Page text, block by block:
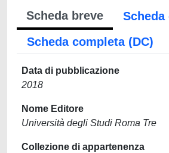
Scheda breve
Scheda completa (DC)
Data di pubblicazione
2018
Nome Editore
Università degli Studi Roma Tre
Collezione di appartenenza